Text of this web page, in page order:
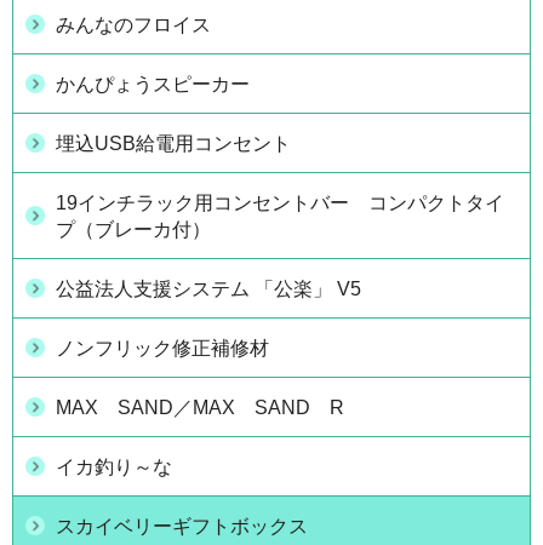
みんなのフロイス
かんぴょうスピーカー
埋込USB給電用コンセント
19インチラック用コンセントバー コンパクトタイ
プ（ブレーカ付）
公益法人支援システム 「公楽」 V5
ノンフリック修正補修材
MAX SAND／MAX SAND R
イカ釣り～な
スカイベリーギフトボックス